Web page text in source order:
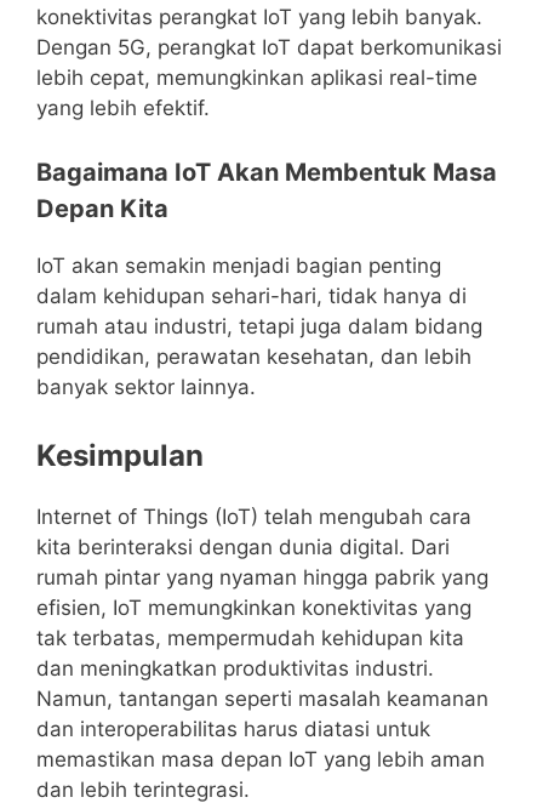
konektivitas perangkat IoT yang lebih banyak.
Dengan 5G, perangkat IoT dapat berkomunikasi
lebih cepat, memungkinkan aplikasi real-time
yang lebih efektif.
Bagaimana IoT Akan Membentuk Masa
Depan Kita
IoT akan semakin menjadi bagian penting
dalam kehidupan sehari-hari, tidak hanya di
rumah atau industri, tetapi juga dalam bidang
pendidikan, perawatan kesehatan, dan lebih
banyak sektor lainnya.
Kesimpulan
Internet of Things (IoT) telah mengubah cara
kita berinteraksi dengan dunia digital. Dari
rumah pintar yang nyaman hingga pabrik yang
efisien, IoT memungkinkan konektivitas yang
tak terbatas, mempermudah kehidupan kita
dan meningkatkan produktivitas industri.
Namun, tantangan seperti masalah keamanan
dan interoperabilitas harus diatasi untuk
memastikan masa depan IoT yang lebih aman
dan lebih terintegrasi.